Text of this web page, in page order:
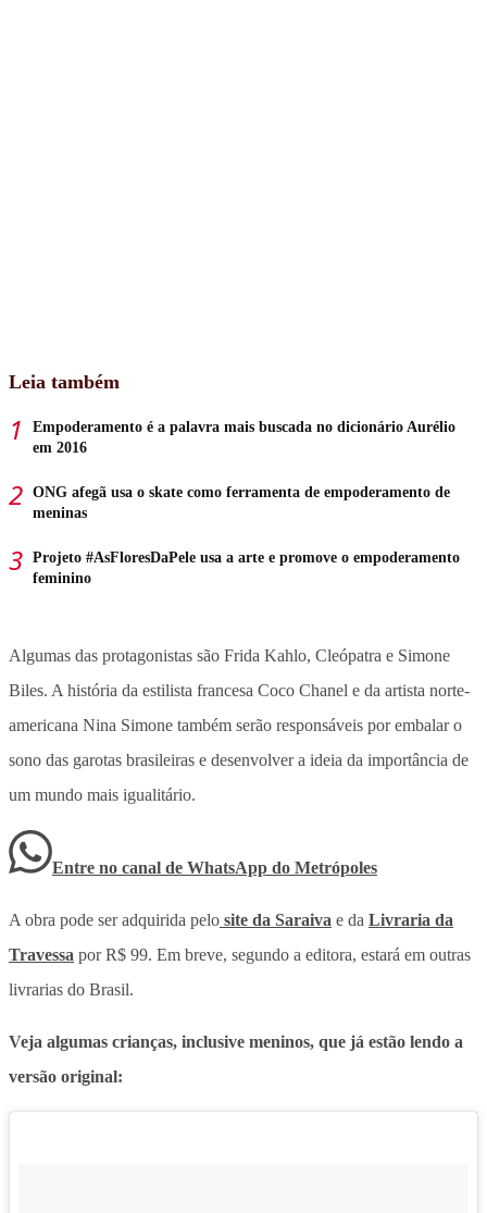
Leia também
Empoderamento é a palavra mais buscada no dicionário Aurélio
em 2016
ONG afegã usa o skate como ferramenta de empoderamento de
meninas
Projeto #AsFloresDaPele usa a arte e promove o empoderamento
feminino
Algumas das protagonistas são Frida Kahlo, Cleópatra e Simone
Biles. A história da estilista francesa Coco Chanel e da artista norte-
americana Nina Simone também serão responsáveis por embalar o
sono das garotas brasileiras e desenvolver a ideia da importância de
um mundo mais igualitário.
Entre no canal de WhatsApp do Metrópoles
A obra pode ser adquirida pelo site da Saraiva e da Livraria da
Travessa por R$ 99. Em breve, segundo a editora, estará em outras
livrarias do Brasil.
Veja algumas crianças, inclusive meninos, que já estão lendo a
versão original: